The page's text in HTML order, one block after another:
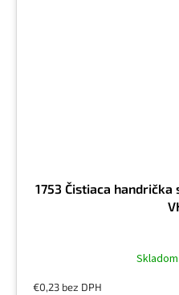
1753 Čistiaca
Skladom
€0,23 bez DPH